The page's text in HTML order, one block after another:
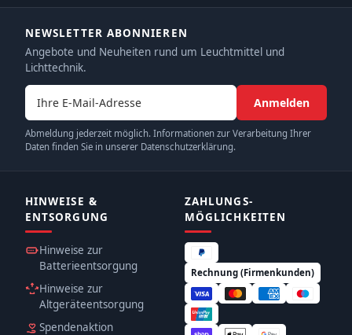
NEWSLETTER ABONNIEREN
Angebote und Neuheiten rund um Leuchtmittel und
Lichttechnik.
E-Mail-Adresse
Anmelden
Abmeldung jederzeit möglich. Informationen zur Verarbeitung Ihrer
Daten finden Sie in unserer Datenschutzerklärung.
HINWEISE &
ENTSORGUNG
Hinweise zur
Batterieentsorgung
Hinweise zur
Altgeräteentsorgung
Spendenaktion
ZAHLUNGS­
MÖGLICHKEITEN
Rechnung (Firmenkunden)